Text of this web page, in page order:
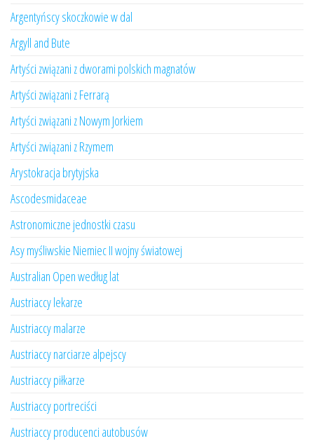
Argentyńscy skoczkowie w dal
Argyll and Bute
Artyści związani z dworami polskich magnatów
Artyści związani z Ferrarą
Artyści związani z Nowym Jorkiem
Artyści związani z Rzymem
Arystokracja brytyjska
Ascodesmidaceae
Astronomiczne jednostki czasu
Asy myśliwskie Niemiec II wojny światowej
Australian Open według lat
Austriaccy lekarze
Austriaccy malarze
Austriaccy narciarze alpejscy
Austriaccy piłkarze
Austriaccy portreciści
Austriaccy producenci autobusów